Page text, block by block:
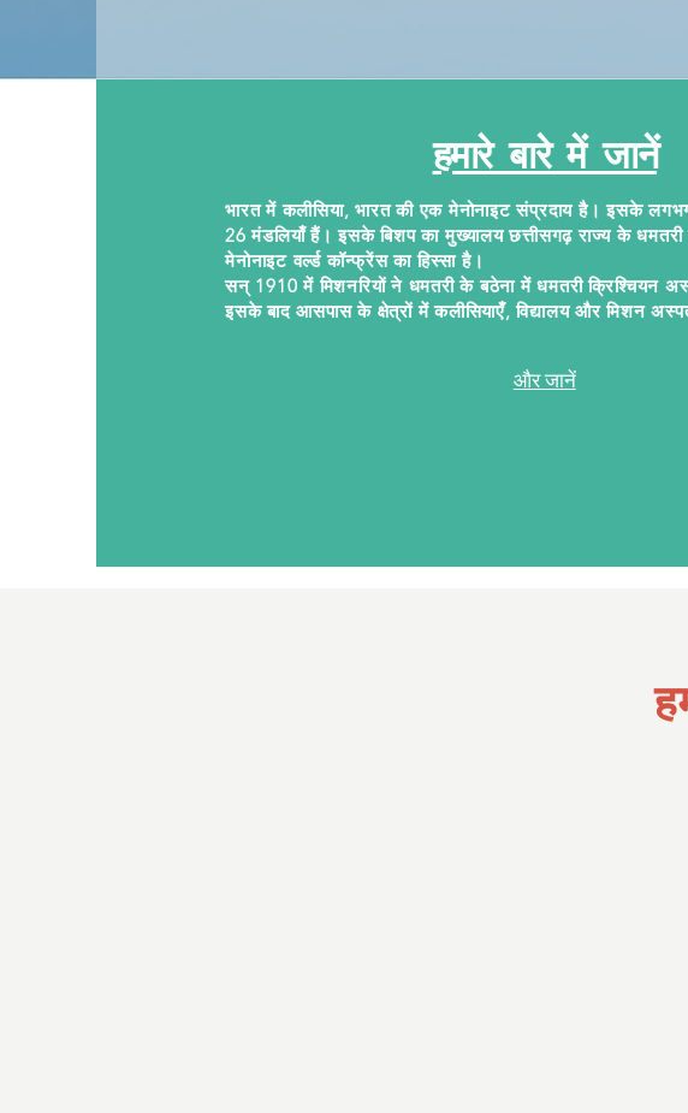
हमारे बारे में जानें
भारत में कलीसिया, भारत की एक मेनोनाइट संप्रदाय है। इसके
26 मंडलियाँ हैं। इसके बिशप का मुख्यालय छत्तीसगढ़ राज्य के
मेनोनाइट वर्ल्ड कॉन्फ्रेंस का हिस्सा है।
सन् 1910 में मिशनरियों ने धमतरी के बठेना में धमतरी क्रिश्चियन
इसके बाद आसपास के क्षेत्रों में कलीसियाएँ, विद्यालय और मिशन
और जानें